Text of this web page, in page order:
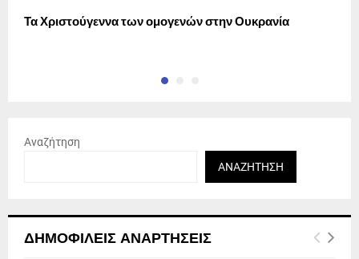
Τα Χριστούγεννα των ομογενών στην Ουκρανία
Αναζήτηση
ΑΝΑΖΉΤΗΣΗ
ΔΗΜΟΦΙΛΕΊΣ ΑΝΑΡΤΉΣΕΙΣ